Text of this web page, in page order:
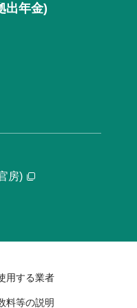
出年金)
房)
用する業者
料等の説明